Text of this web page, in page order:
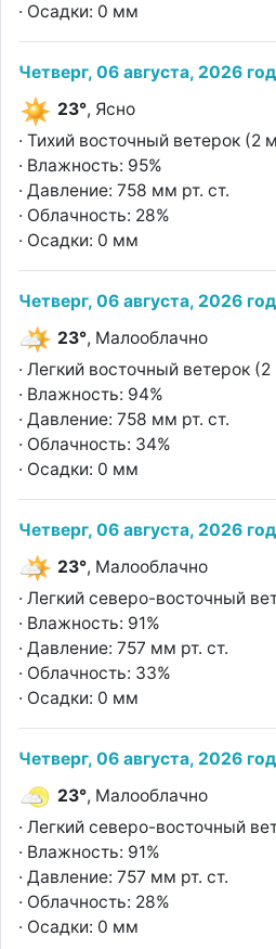
· Осадки: 0 мм
Четверг, 06 августа, 2026
23°, Ясно
· Тихий восточный ветерок (2
· Влажность: 95%
· Давление: 758 мм рт. ст.
· Облачность: 28%
· Осадки: 0 мм
Четверг, 06 августа, 2026
23°, Малооблачно
· Легкий восточный ветерок
· Влажность: 94%
· Давление: 758 мм рт. ст.
· Облачность: 34%
· Осадки: 0 мм
Четверг, 06 августа, 2026
23°, Малооблачно
· Легкий северо-восточный
· Влажность: 91%
· Давление: 757 мм рт. ст.
· Облачность: 33%
· Осадки: 0 мм
Четверг, 06 августа, 2026
23°, Малооблачно
· Легкий северо-восточный
· Влажность: 91%
· Давление: 757 мм рт. ст.
· Облачность: 28%
· Осадки: 0 мм